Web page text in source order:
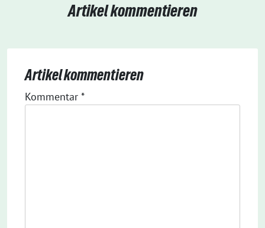
Artikel kommentieren
Artikel kommentieren
Kommentar *